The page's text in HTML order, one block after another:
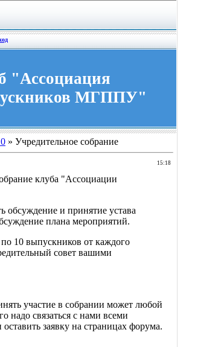
"Ассоциация
МГППУ"
» Учредительное собрание
15:18
клуба "Ассоциации
обсуждение и принятие устава
плана мероприятий.
10 выпускников от каждого
совет вашими
участие в собрании может любой
связаться с нами всеми
заявку на страницах форума.